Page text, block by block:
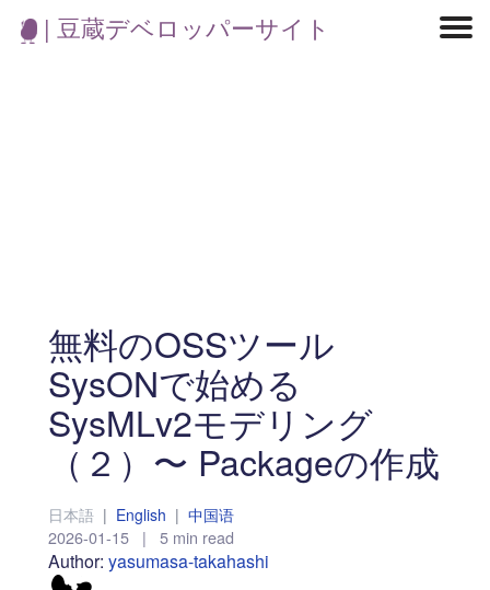
| 豆蔵デベロッパーサイト
無料のOSSツール
SysONで始める
SysMLv2モデリング
（２）〜 Packageの作成
日本語 | English | 中国语
2026-01-15 | 5 min read
Author: yasumasa-takahashi